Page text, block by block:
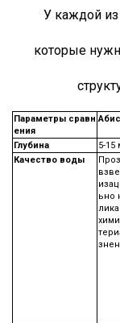
У каждой из
которые
Параметры сравн
ения
Глубина 5-15
Качество воды
ьно